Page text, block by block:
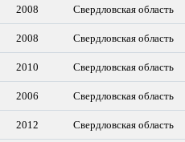
2008 Свердловская область
2008 Свердловская область
2010 Свердловская область
2006 Свердловская область
2012 Свердловская область